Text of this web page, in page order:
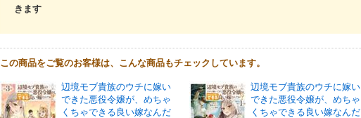
きます
この商品をご覧のお客様は、こんな商品もチェックしています。
辺境モブ貴族のウチに嫁い
できた悪役令嬢が、めちゃ
くちゃできる良い嫁なんだ
辺境モブ貴族のウチに嫁い
できた悪役令嬢が、めちゃ
くちゃできる良い嫁なんだ